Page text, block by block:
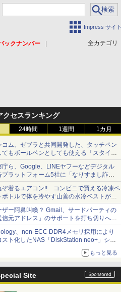
Impress サイト
全カテゴリ
ックナンバー
クセスランキング
24時間 1週間 1カ月
コム、ゼブラと共同開発した、タッチペン
てもボールペンとしても使える「スタイラ
ーウェイ」発売 iPadにも紙にも、持ち替
に書き込める
庁ら、Google、LINEヤフーなどデジタル
プラットフォーム5社に「なりすまし詐欺
」対策強化を要請 著名人の写真や映像を
た投資詐欺などへの対策として
ぞ着るエアコン!! コンビニで買える冷凍ペ
ボトルで体を冷やす山善の水冷ベストがロ
バイクにちょうどいい【ぼっち・ざ・ろー
その14】【空いた時間でなにしてる？】
ザー阿鼻叫喚？ Gmail、サードパーティの
信元アドレス」のサポートを打ち切りへ
じうまWatch】
、non-ECC DDR4メモリ採用により
スト化したNAS「DiskStation neo+」シリ
予算を抑えて導入でき、ECCメモリへの
もっと見る
Site